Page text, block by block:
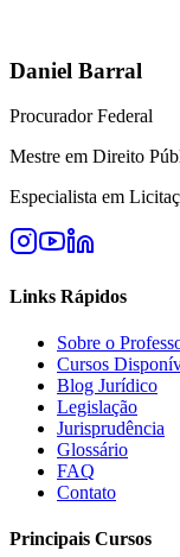
Daniel Barral
Procurador Federal
Mestre em Direito
Especialista em
Links Rápidos
Sobre o
Cursos
Blog Jurídico
Legislação
Jurisprudência
Glossário
FAQ
Contato
Principais Cursos